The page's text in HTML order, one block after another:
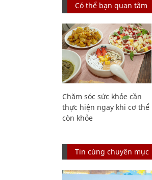
Có thể bạn quan tâm
Chăm sóc sức khỏe cần
thực hiện ngay khi cơ thể
còn khỏe
Tin cùng chuyên mục